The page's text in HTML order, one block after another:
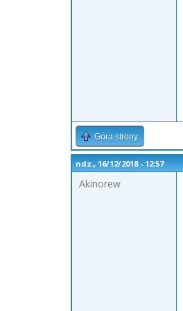
Góra strony
ndz., 16/12/2018 - 12:57
Akinorew